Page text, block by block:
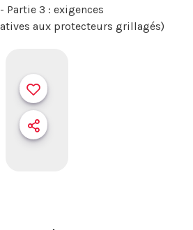
Partie 3 : exigences
aux protecteurs grillagés)